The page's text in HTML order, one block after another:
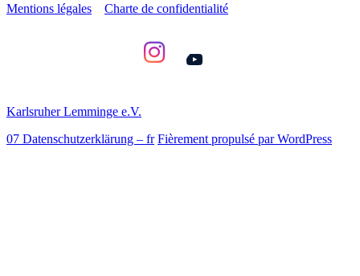
Mentions légales
Charte de confidentialité
Karlsruher Lemminge e.V.
07 Datenschutzerklärung – fr Fièrement propulsé par WordPress